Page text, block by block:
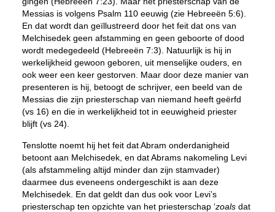
Messias is volgens Psalm 110 eeuwig (zie Hebreeën 5:6).
En dat wordt dan geïllustreerd door het feit dat ons van
Melchisedek geen afstamming en geen geboorte of dood
wordt medegedeeld (Hebreeën 7:3). Natuurlijk is hij in
werkelijkheid gewoon geboren, uit menselijke ouders, en
ook weer een keer gestorven. Maar door deze manier van
presenteren is hij, betoogt de schrijver, een beeld van de
Messias die zijn priesterschap van niemand heeft geërfd
(vs 16) en die in werkelijkheid tot in eeuwigheid priester
blijft (vs 24).
Tenslotte noemt hij het feit dat Abram onderdanigheid
betoont aan Melchisedek, en dat Abrams nakomeling Levi
(als afstammeling altijd minder dan zijn stamvader)
daarmee dus eveneens ondergeschikt is aan deze
Melchisedek. En dat geldt dan dus ook voor Levi’s
priesterschap ten opzichte van het priesterschap ‘zoalsdat